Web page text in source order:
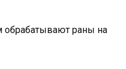
обрабатывают раны на